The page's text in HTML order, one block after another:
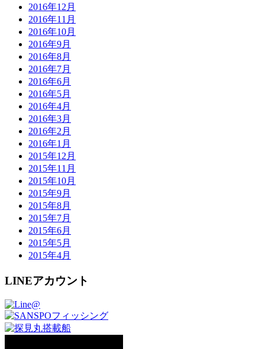
2016年12月
2016年11月
2016年10月
2016年9月
2016年8月
2016年7月
2016年6月
2016年5月
2016年4月
2016年3月
2016年2月
2016年1月
2015年12月
2015年11月
2015年10月
2015年9月
2015年8月
2015年7月
2015年6月
2015年5月
2015年4月
LINEアカウント